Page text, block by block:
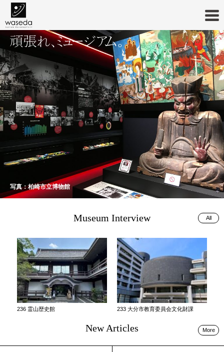
写真：柏崎市立博物館
写真：多治見市モザイクタイルミュージアム
Museum Interview
236 霊山歴史館 233 大分市教育委員会文化財課
All
New Articles More